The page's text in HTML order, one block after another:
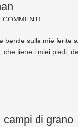
COMMENTI
bende sulle mie ferite
tiene i miei piedi,
campi di grano